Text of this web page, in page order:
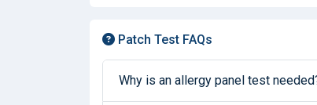
Patch Test FAQs
Why is an allergy panel test